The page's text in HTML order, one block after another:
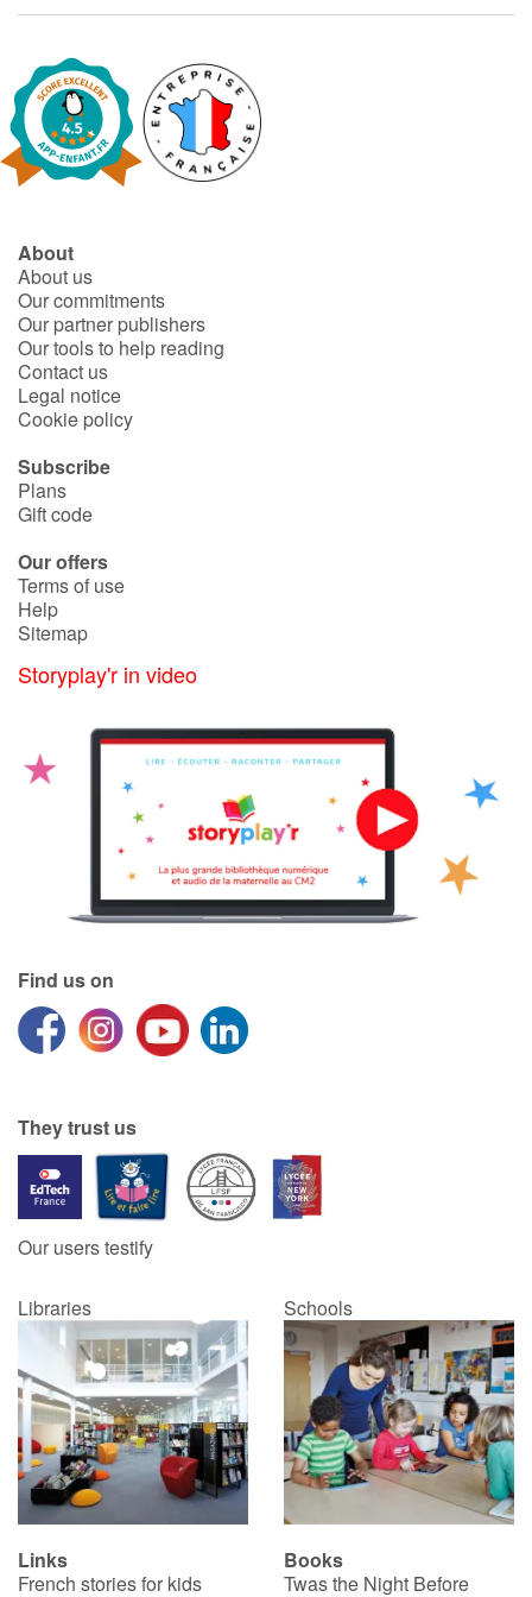
Fable, myth, literature and poetry
Princesses and princes, kings, queens and dragons
Ogres, monsters and witches
Heroines and Heroes
Ecology, nature, seasons
The animals
Travel, epic, investigation, adventure
Around the world
Learning
Documentaries
At school
Festivals and events
Love and friendship
Emotions and feelings
Formats and illustrations
Catalogue anglais
Contraste +
Help
Home
Family
Schools
Libraries
Videos & Tutorials
About
About us
Our commitments
Our partner publishers
Our tools to help reading
Contact us
Legal notice
Cookie policy
Subscribe
Plans
Gift code
Our offers
Terms of use
Help
Sitemap
Storyplay'r in video
Find us on
They trust us
Our users testify
Libraries Schools
Links
French stories for kids
Books
Twas the Night Before